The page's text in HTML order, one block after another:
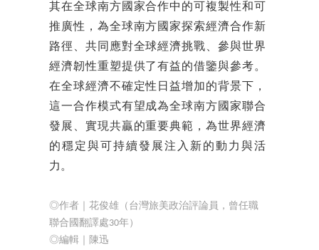
其在全球南方國家合作中的可複製性和可
推廣性，為全球南方國家探索經濟合作新
路徑、共同應對全球經濟挑戰、參與世界
經濟韌性重塑提供了有益的借鑒與參考。
在全球經濟不確定性日益增加的背景下，
這一合作模式有望成為全球南方國家聯合
發展、實現共贏的重要典範，為世界經濟
的穩定與可持續發展注入新的動力與活
力。
◎作者｜花俊雄（台灣旅美政治評論員，曾任職
聯合國翻譯處30年）
◎編輯｜陳迅